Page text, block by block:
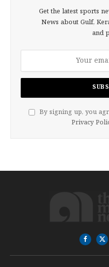
Get the latest sports
News about Gulf,
and
By signing up, you
Privacy
X